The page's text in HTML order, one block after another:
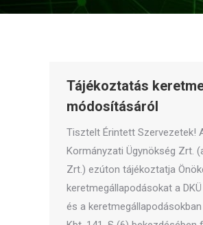
Tájékoztatás
módosításáról
Tisztelt Érintett Szervezetek!
Kormányzati Ügynökség Zrt.
Zrt.) ezúton tájékoztatja
keretmegállapodásokat a
és a